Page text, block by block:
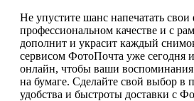
Не упустите шанс напечатать
профессиональном качестве и с
дополнит и украсит каждый
сервисом ФотоПочта уже сегодня
онлайн, чтобы ваши
на бумаге. Сделайте свой выбор в
удобства и быстроты доставки с